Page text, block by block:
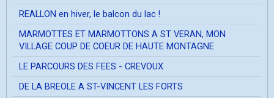
REALLON en hiver, le balcon du lac !
MARMOTTES ET MARMOTTONS A ST VERAN, MON
VILLAGE COUP DE COEUR DE HAUTE MONTAGNE
LE PARCOURS DES FEES - CREVOUX
DE LA BREOLE A ST-VINCENT LES FORTS